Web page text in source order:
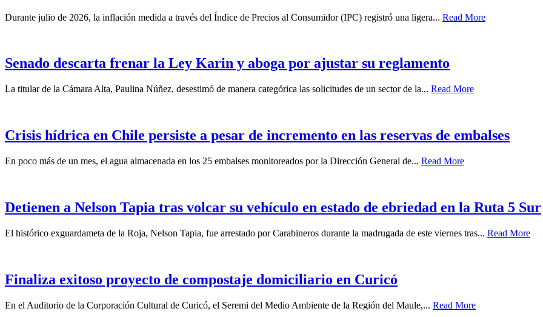
Durante julio de 2026, la inflación medida a través del Índice de Precios al Consumidor (IPC) registró una ligera... Read More
Senado descarta frenar la Ley Karin y aboga por ajustar su reglamento
La titular de la Cámara Alta, Paulina Núñez, desestimó de manera categórica las solicitudes de un sector de la... Read More
Crisis hídrica en Chile persiste a pesar de incremento en las reservas de embalses
En poco más de un mes, el agua almacenada en los 25 embalses monitoreados por la Dirección General de... Read More
Detienen a Nelson Tapia tras volcar su vehículo en estado de ebriedad en la Ruta 5 Sur
El histórico exguardameta de la Roja, Nelson Tapia, fue arrestado por Carabineros durante la madrugada de este viernes tras... Read More
Finaliza exitoso proyecto de compostaje domiciliario en Curicó
En el Auditorio de la Corporación Cultural de Curicó, el Seremi del Medio Ambiente de la Región del Maule,... Read More